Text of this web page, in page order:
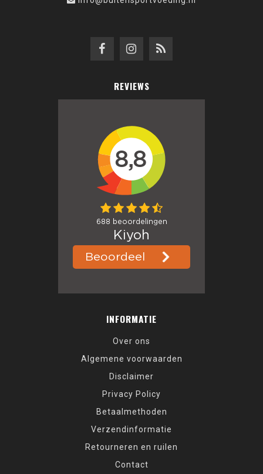
REVIEWS
INFORMATIE
Over ons
Algemene voorwaarden
Disclaimer
Privacy Policy
Betaalmethoden
Verzendinformatie
Retourneren en ruilen
Contact